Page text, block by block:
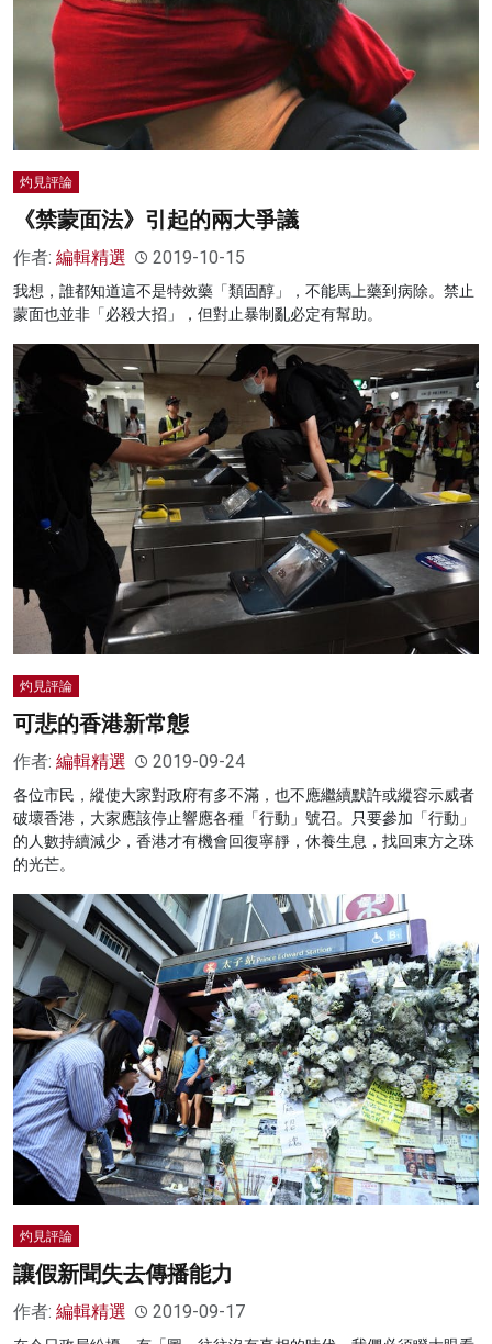
灼見評論
《禁蒙面法》引起的兩大爭議
作者: 編輯精選 2019-10-15
我想，誰都知道這不是特效藥「類固醇」，不能馬上藥到病除。禁止
蒙面也並非「必殺大招」，但對止暴制亂必定有幫助。
灼見評論
可悲的香港新常態
作者: 編輯精選 2019-09-24
各位市民，縱使大家對政府有多不滿，也不應繼續默許或縱容示威者
破壞香港，大家應該停止響應各種「行動」號召。只要參加「行動」
的人數持續減少，香港才有機會回復寧靜，休養生息，找回東方之珠
的光芒。
灼見評論
讓假新聞失去傳播能力
作者: 編輯精選 2019-09-17